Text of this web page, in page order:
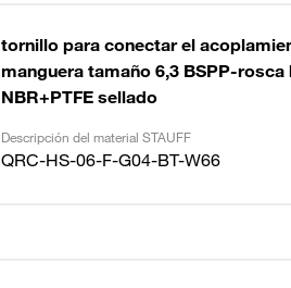
tornillo para conectar el
manguera tamaño 6,3 BSPP-rosca
NBR+PTFE sellado
Descripción del material STAUFF
QRC-HS-06-F-G04-BT-W66